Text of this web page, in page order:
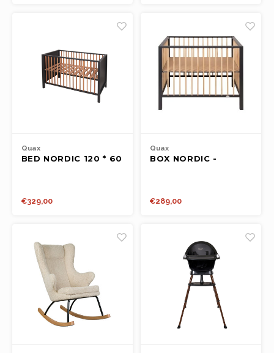
Quax
BED NORDIC 120 * 60
€329,00
Quax
BOX NORDIC -
€289,00